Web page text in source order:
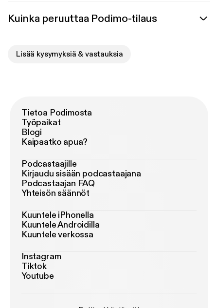
Kuinka peruuttaa Podimo-tilaus
Lisää kysymyksiä & vastauksia
Tietoa Podimosta
Työpaikat
Blogi
Kaipaatko apua?
Podcastaajille
Kirjaudu sisään podcastaajana
Podcastaajan FAQ
Yhteisön säännöt
Kuuntele iPhonella
Kuuntele Androidilla
Kuuntele verkossa
Instagram
Tiktok
Youtube